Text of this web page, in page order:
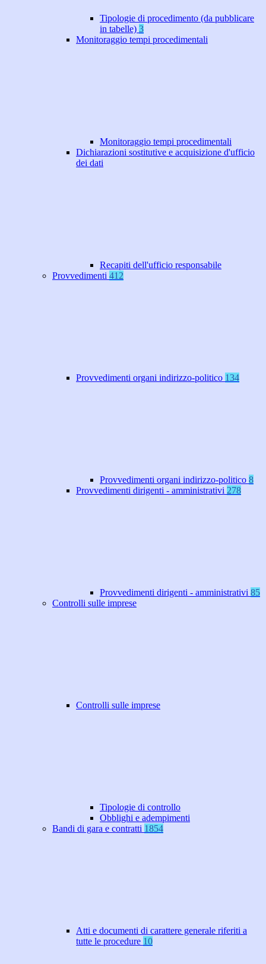
Tipologie di procedimento (da pubblicare
in tabelle) 3
Monitoraggio tempi procedimentali
Monitoraggio tempi procedimentali
Dichiarazioni sostitutive e acquisizione d'ufficio
dei dati
Recapiti dell'ufficio responsabile
Provvedimenti 412
Provvedimenti organi indirizzo-politico 134
Provvedimenti organi indirizzo-politico 8
Provvedimenti dirigenti - amministrativi 278
Provvedimenti dirigenti - amministrativi 85
Controlli sulle imprese
Controlli sulle imprese
Tipologie di controllo
Obblighi e adempimenti
Bandi di gara e contratti 1854
Atti e documenti di carattere generale riferiti a
tutte le procedure 10